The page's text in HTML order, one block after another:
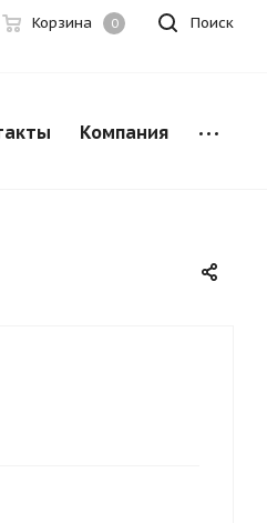
Поиск
Корзина 0
Компания